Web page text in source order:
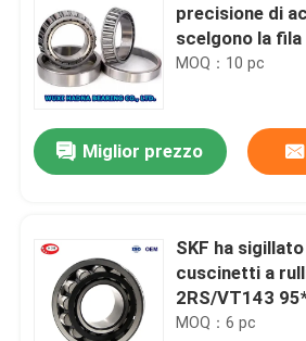
precisione di
scelgono la
32007 32011
MOQ：10 pc
Miglior prezzo
SKF ha
cuscinetti a
2RS/VT143
millimetro 4,65
MOQ：6 pc